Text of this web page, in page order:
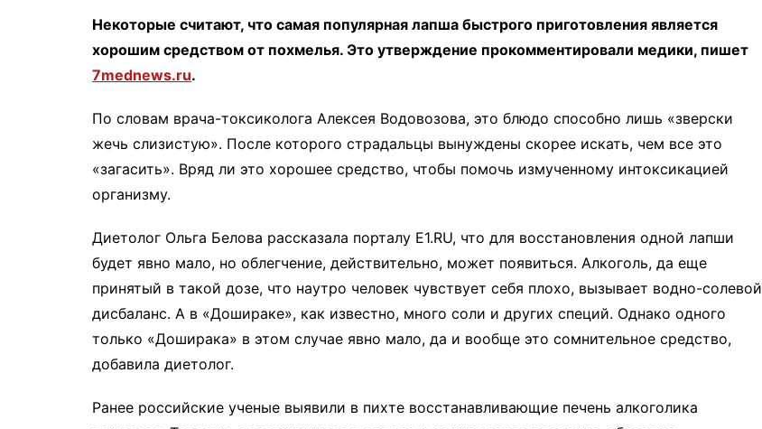
Некоторые считают, что самая популярная лапша быстрого приготовления является
хорошим средством от похмелья. Это утверждение прокомментировали медики, пишет
7mednews.ru.
По словам врача-токсиколога Алексея Водовозова, это блюдо способно лишь «зверски
жечь слизистую». После которого страдальцы вынуждены скорее искать, чем все это
«загасить». Вряд ли это хорошее средство, чтобы помочь измученному интоксикацией
организму.
Диетолог Ольга Белова рассказала порталу E1.RU, что для восстановления одной лапши
будет явно мало, но облегчение, действительно, может появиться. Алкоголь, да еще
принятый в такой дозе, что наутро человек чувствует себя плохо, вызывает водно-солевой
дисбаланс. А в «Дошираке», как известно, много соли и других специй. Однако одного
только «Доширака» в этом случае явно мало, да и вообще это сомнительное средство,
добавила диетолог.
Ранее российские ученые выявили в пихте восстанавливающие печень алкоголика